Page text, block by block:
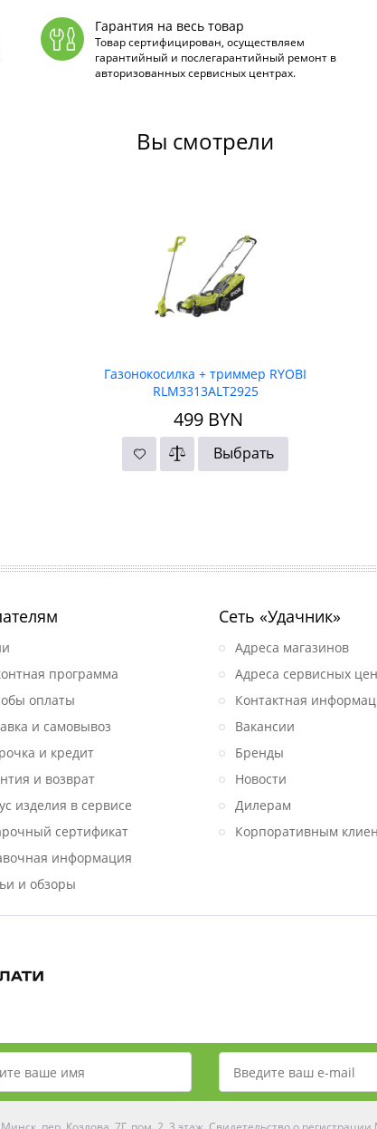
Гарантия на весь товар
Товар сертифицирован, осуществляем
гарантийный и послегарантийный ремонт в
авторизованных сервисных центрах.
Вы смотрели
Газонокосилка + триммер RYOBI
RLM3313ALT2925
499BYN
Выбрать
программа
оплаты
и самовывоз
и кредит
и возврат
изделия в сервисе
сертификат
информация
и обзоры
Сеть «Удачник»
Адреса магазинов
Адреса сервисных
Контактная
Вакансии
Бренды
Новости
Дилерам
Корпоративным